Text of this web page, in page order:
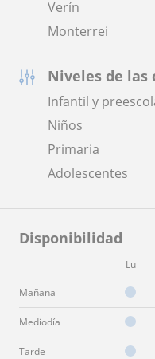
Verín
Monterrei
Niveles de las
Infantil y
Niños
Primaria
Adolescentes
Disponibilidad
Lu
Mañana
Mediodía
Tarde